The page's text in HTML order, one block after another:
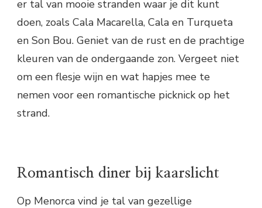
er tal van mooie stranden waar je dit kunt
doen, zoals Cala Macarella, Cala en Turqueta
en Son Bou. Geniet van de rust en de prachtige
kleuren van de ondergaande zon. Vergeet niet
om een flesje wijn en wat hapjes mee te
nemen voor een romantische picknick op het
strand.
Romantisch diner bij kaarslicht
Op Menorca vind je tal van gezellige